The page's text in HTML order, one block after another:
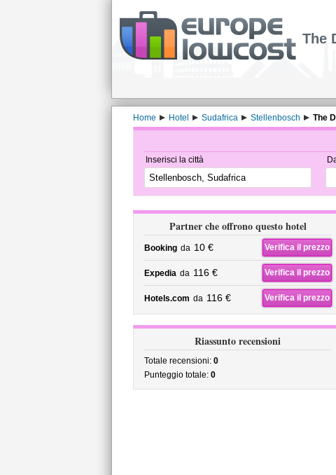
The
Home Hotel Sudafrica Stellenbosch The
Inserisci la città
Partner che offrono questo hotel
Booking da 10 € Verifica il prezzo
Expedia da 116 € Verifica il prezzo
Hotels.com da 116 € Verifica il prezzo
Riassunto recensioni
Totale recensioni: 0
Punteggio totale: 0